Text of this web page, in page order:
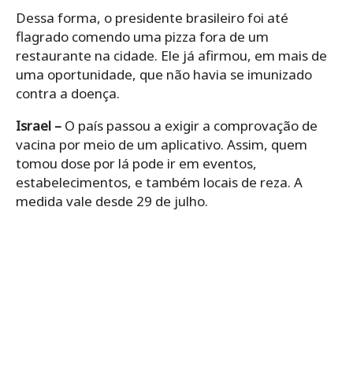
Dessa forma, o presidente brasileiro foi até
flagrado comendo uma pizza fora de um
restaurante na cidade. Ele já afirmou, em mais de
uma oportunidade, que não havia se imunizado
contra a doença.
Israel – O país passou a exigir a comprovação de
vacina por meio de um aplicativo. Assim, quem
tomou dose por lá pode ir em eventos,
estabelecimentos, e também locais de reza. A
medida vale desde 29 de julho.